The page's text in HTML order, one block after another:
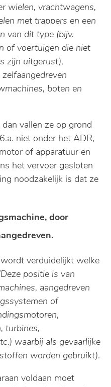
wielen, vrachtwagens,
met trappers en een
van dit type (bijv.
of voertuigen die niet
zijn uitgerust),
boten en
vallen ze op grond
niet onder het ADR,
of apparatuur en
het vervoer gesloten
noodzakelijk is dat ze
door
verduidelijkt welke
positie is van
aangedreven
of
turbines,
waarbij als gevaarlijke
worden gebruikt).
voldaan moet